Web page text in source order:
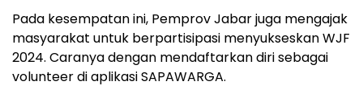
Pada kesempatan ini, Pemprov Jabar juga mengajak
masyarakat untuk berpartisipasi menyukseskan WJF
2024. Caranya dengan mendaftarkan diri sebagai
volunteer di aplikasi SAPAWARGA.